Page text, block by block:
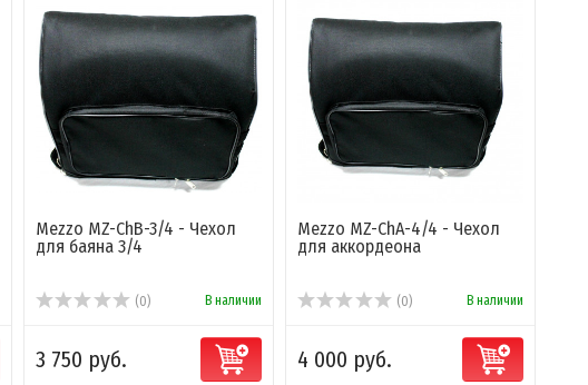
Mezzo MZ-ChB-3/4 - Чехол
для баяна 3/4
(0) В наличии
3 750 руб.
Mezzo MZ-ChA-4/4 - Чехол
для аккордеона
(0) В наличии
4 000 руб.